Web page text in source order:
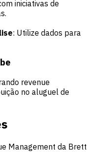
iniciativas de
: Utilize dados para
revenue
no aluguel de
Management da Brett